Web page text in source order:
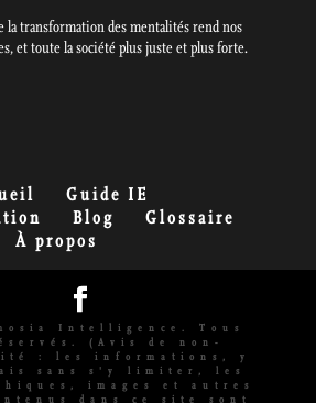
la transformation des mentalités rend nos
et toute la société plus juste et plus forte.
Guide IE
Blog
Glossaire
À propos
Intelligence. Tous
(Avis de non-
: les informations, y
sans s'y limiter, les
images et autres
dans ce site sont